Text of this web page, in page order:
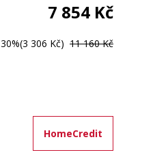
7 854 Kč
30%(3 306 Kč) 11 160 Kč
HomeCredit